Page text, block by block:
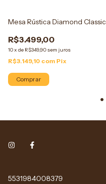
Mesa Rústica Diamond Classic
R$3.499,00
10x de R$349,90 sem juros
R$3.149,10 com Pix
Comprar
5531984008379